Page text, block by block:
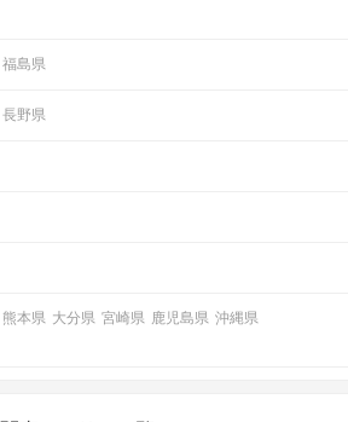
福島県
長野県
熊本県 大分県 宮崎県 鹿児島県 沖縄県